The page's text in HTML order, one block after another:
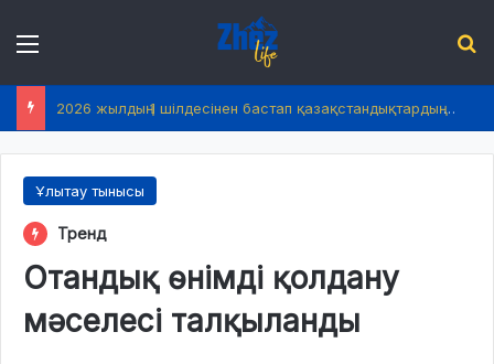
2026 жылдың 1 шілдесінен бастап қазақстандықтардың өмірінде не өзгереді?
Ұлытау тынысы
Тренд
Отандық өнімді қолдану
мәселесі талқыланды